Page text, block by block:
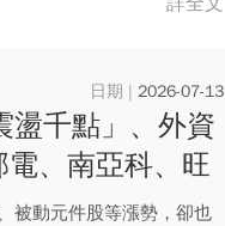
2026-07-13
盪千點」、外資
、南亞科、旺
被動元件股等漲勢，卻也